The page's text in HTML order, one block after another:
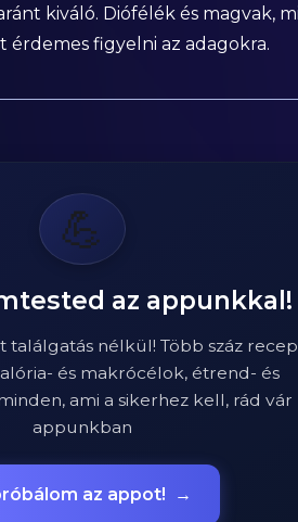
kiváló. Diófélék és magvak,
figyelni az adagokra.
💪
az appunkkal!
találgatás nélkül! Több száz
és makrócélok, étrend- és
ami a sikerhez kell, rád vár
appunkban
az appot! →